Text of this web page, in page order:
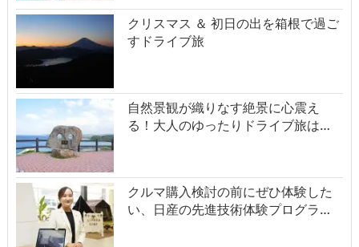
クリスマス ＆ 初日の出を箱根で過ご
すドライブ旅
自然景観が織りなす絶景に心震え
る！大人のゆったりドライブ旅は…
クルマ購入検討の前にぜひ体験した
い、日産の先進技術体験プログラ…